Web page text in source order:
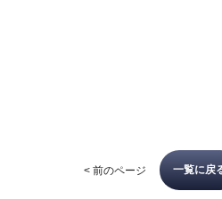
< 前のページ 一覧に戻